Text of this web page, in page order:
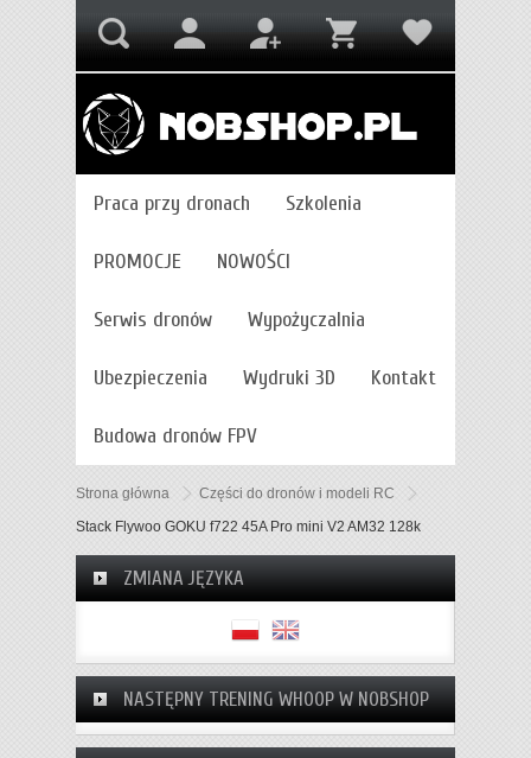
Praca przy dronach Szkolenia
PROMOCJE NOWOŚCI
Serwis dronów Wypożyczalnia
Ubezpieczenia Wydruki 3D Kontakt
Budowa dronów FPV
Strona główna
Części do dronów i modeli RC
Stack Flywoo GOKU f722 45A Pro mini V2 AM32 128k
ZMIANA JĘZYKA
NASTĘPNY TRENING WHOOP W NOBSHOP